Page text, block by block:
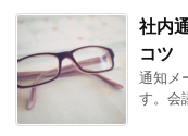
社内
コツ
通知メ
す。会